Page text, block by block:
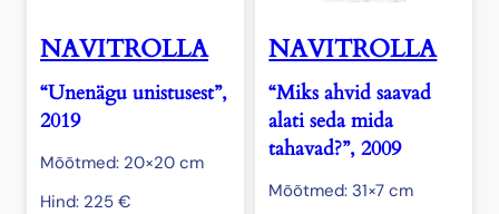
NAVITROLLA
“Unenägu unistusest”,
2019
Mõõtmed: 20×20 cm
Hind: 225 €
NAVITROLLA
“Miks ahvid saavad
alati seda mida
tahavad?”, 2009
Mõõtmed: 31×7 cm